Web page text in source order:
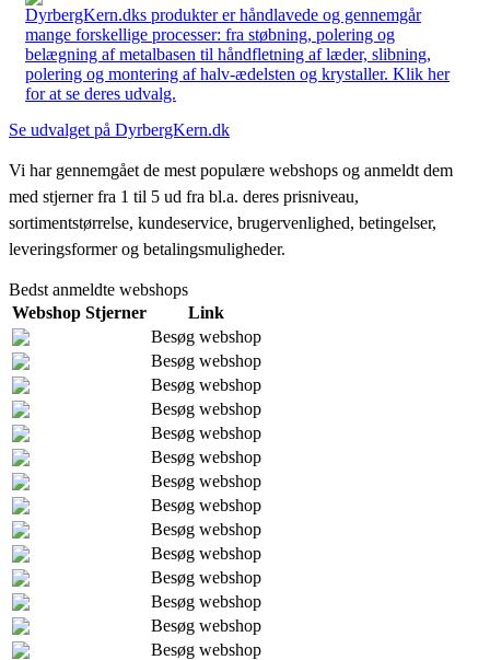
DyrbergKern.dks produkter er håndlavede og gennemgår
mange forskellige processer: fra støbning, polering og
belægning af metalbasen til håndfletning af læder, slibning,
polering og montering af halv-ædelsten og krystaller. Klik her
for at se deres udvalg.
Se udvalget på DyrbergKern.dk
Vi har gennemgået de mest populære webshops og anmeldt dem
med stjerner fra 1 til 5 ud fra bl.a. deres prisniveau,
sortimentstørrelse, kundeservice, brugervenlighed, betingelser,
leveringsformer og betalingsmuligheder.
Bedst anmeldte webshops
Webshop Stjerner
Link
Besøg webshop
Besøg webshop
Besøg webshop
Besøg webshop
Besøg webshop
Besøg webshop
Besøg webshop
Besøg webshop
Besøg webshop
Besøg webshop
Besøg webshop
Besøg webshop
Besøg webshop
Besøg webshop